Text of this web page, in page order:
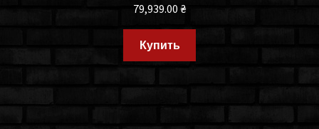
79,939.00 ₴
Купить